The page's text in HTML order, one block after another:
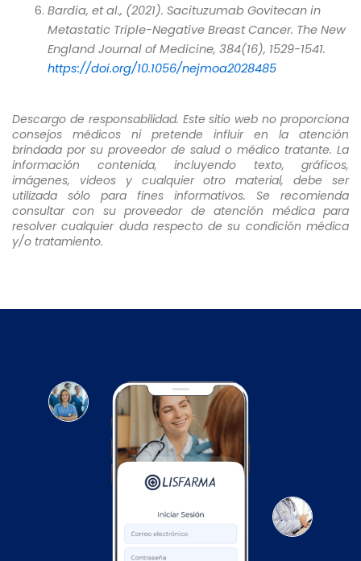
Bardia, et al., (2021). Sacituzumab Govitecan in
Metastatic Triple-Negative Breast Cancer. The New
England Journal of Medicine, 384(16), 1529-1541.
https://doi.org/10.1056/nejmoa2028485
Descargo de responsabilidad. Este sitio web no proporciona
consejos médicos ni pretende influir en la atención
brindada por su proveedor de salud o médico tratante. La
información contenida, incluyendo texto, gráficos,
imágenes, videos y cualquier otro material, debe ser
utilizada sólo para fines informativos. Se recomienda
consultar con su proveedor de atención médica para
resolver cualquier duda respecto de su condición médica
y/o tratamiento.